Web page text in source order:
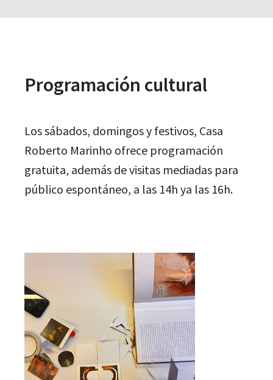
Programación cultural
Los sábados, domingos y festivos, Casa
Roberto Marinho ofrece programación
gratuita, además de visitas mediadas para
público espontáneo, a las 14h ya las 16h.